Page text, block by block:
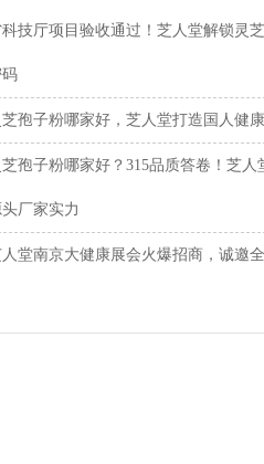
科技厅项目验收通过！芝人堂解锁灵
码
芝孢子粉哪家好，芝人堂打造国人健
芝孢子粉哪家好？315品质答卷！芝
厂家实力
人堂南京大健康展会火爆招商，诚邀